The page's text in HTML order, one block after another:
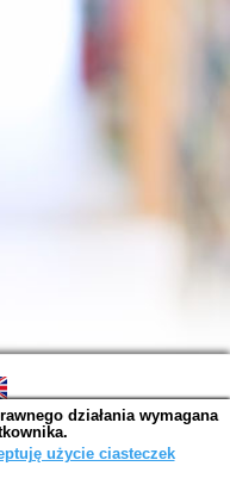
07-21)
s.
działania wymagana
użycie ciasteczek